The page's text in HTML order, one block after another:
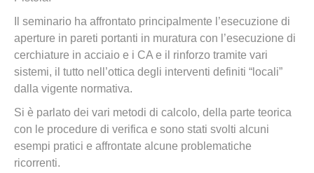
Il seminario ha affrontato principalmente l’esecuzione di
aperture in pareti portanti in muratura con l’esecuzione di
cerchiature in acciaio e i CA e il rinforzo tramite vari
sistemi, il tutto nell’ottica degli interventi definiti “locali”
dalla vigente normativa.
Si è parlato dei vari metodi di calcolo, della parte teorica
con le procedure di verifica e sono stati svolti alcuni
esempi pratici e affrontate alcune problematiche
ricorrenti.